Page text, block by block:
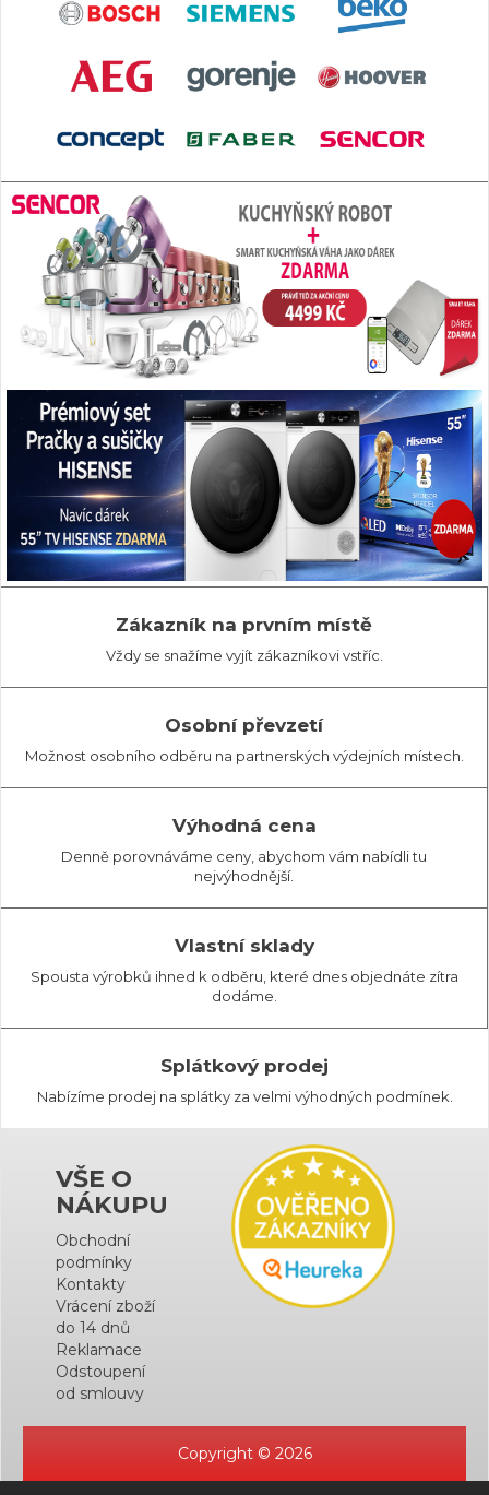
Zákazník na prvním místě
Vždy se snažíme vyjít zákazníkovi vstříc.
Osobní převzetí
Možnost osobního odběru na partnerských výdejních místech.
Výhodná cena
Denně porovnáváme ceny, abychom vám nabídli tu
nejvýhodnější.
Vlastní sklady
Spousta výrobků ihned k odběru, které dnes objednáte zítra
dodáme.
Splátkový prodej
Nabízíme prodej na splátky za velmi výhodných podmínek.
VŠE O
NÁKUPU
Obchodní
podmínky
Kontakty
Vrácení zboží
do 14 dnů
Reklamace
Odstoupení
od smlouvy
Copyright © 2026